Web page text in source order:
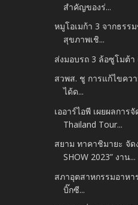
สำคัญของร่...
หมูโอเมก้า 3 จากธรร
สุขภาพเชิ...
ส่งมอบรถ 3 ล้อซูโมต้
สวพส. ชู การแก้ไขคว
ได้ด...
เออาร์ไอพี เผยผลการ
Thailand Tour...
สยาม ทาคาชิมายะ จัด
SHOW 2023” งาน...
สภาอุตสาหกรรมอาหา
บิ๊กซี...